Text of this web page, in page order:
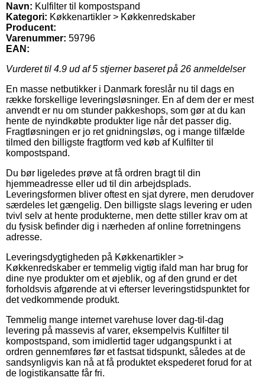
Navn: Kulfilter til kompostspand
Kategori: Køkkenartikler > Køkkenredskaber
Producent:
Varenummer: 59796
EAN:
Vurderet til 4.9 ud af 5 stjerner baseret på 26 anmeldelser
En masse netbutikker i Danmark foreslår nu til dags en
række forskellige leveringsløsninger. En af dem der er mest
anvendt er nu om stunder pakkeshops, som gør at du kan
hente de nyindkøbte produkter lige når det passer dig.
Fragtløsningen er jo ret gnidningsløs, og i mange tilfælde
tilmed den billigste fragtform ved køb af Kulfilter til
kompostspand.
Du bør ligeledes prøve at få ordren bragt til din
hjemmeadresse eller ud til din arbejdsplads.
Leveringsformen bliver oftest en sjat dyrere, men derudover
særdeles let gængelig. Den billigste slags levering er uden
tvivl selv at hente produkterne, men dette stiller krav om at
du fysisk befinder dig i nærheden af online forretningens
adresse.
Leveringsdygtigheden på Køkkenartikler >
Køkkenredskaber er temmelig vigtig ifald man har brug for
dine nye produkter om et øjeblik, og af den grund er det
forholdsvis afgørende at vi efterser leveringstidspunktet for
det vedkommende produkt.
Temmelig mange internet varehuse lover dag-til-dag
levering på massevis af varer, eksempelvis Kulfilter til
kompostspand, som imidlertid tager udgangspunkt i at
ordren gennemføres før et fastsat tidspunkt, således at de
sandsynligvis kan nå at få produktet ekspederet forud for at
de logistikansatte får fri.